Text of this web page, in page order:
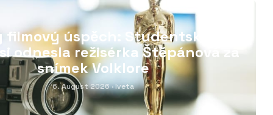
filmový úspěch: Studentského
odnesla režisérka Štěpánová za
snímek Volklore
6. August 2026· Iveta